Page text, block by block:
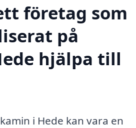
företag som
på
hjälpa till
i Hede kan vara en